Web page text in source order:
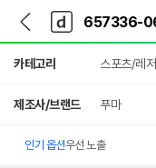
다
나
와
가
기
다
와
메
인
카테고리 스포츠/레저
제조사/브랜드 푸마
인기 옵션우선 노출